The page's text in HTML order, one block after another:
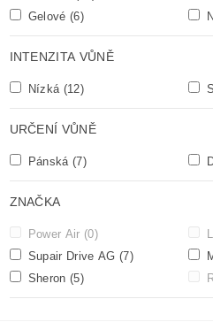
Gelové(6)
INTENZITA VŮNĚ
Nízká (12)
URČENÍ VŮNĚ
Pánská(7)
ZNAČKA
Power Air (0)
Supair Drive AG (7)
Sheron(5)